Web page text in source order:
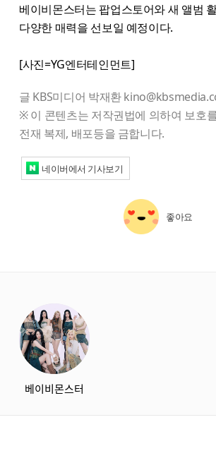
베이비몬스터는 팝업스토어와 새 앨범
다양한 매력을 선보일 예정이다.
[사진=YG엔터테인먼트]
글 KBS미디어 박재환
※ 이 콘텐츠는 저작권법에 의하여 보호
전재 복제, 배포등을 금합니다.
네이버에서 기사보기
좋아요
베이비몬스터